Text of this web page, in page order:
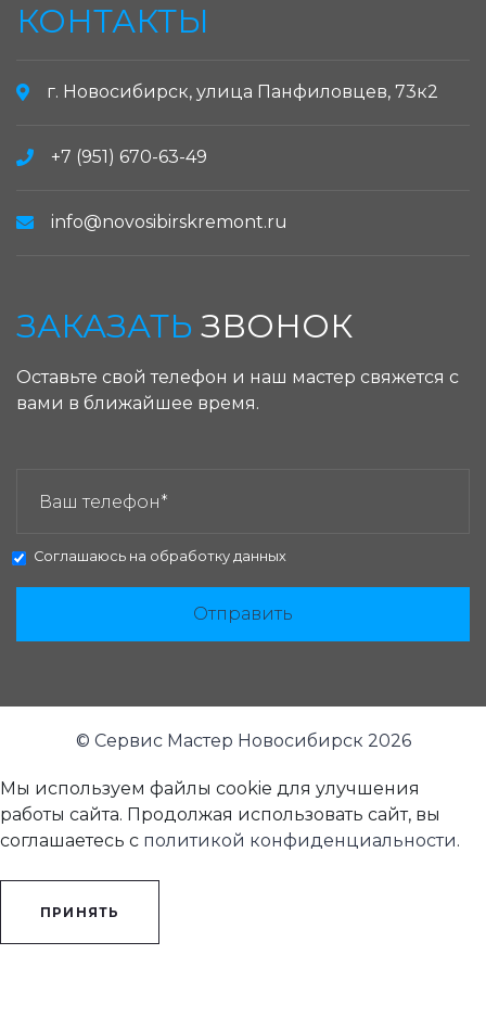
КОНТАКТЫ
г. Новосибирск, улица Панфиловцев, 73к2
+7 (951) 670-63-49
info@novosibirskremont.ru
ЗАКАЗАТЬ ЗВОНОК
Оставьте свой телефон и наш мастер свяжется с
вами в ближайшее время.
Соглашаюсь на обработку данных
Отправить
© Сервис Мастер Новосибирск 2026
Мы используем файлы cookie для улучшения
работы сайта. Продолжая использовать сайт, вы
соглашаетесь с политикой конфиденциальности.
ПРИНЯТЬ